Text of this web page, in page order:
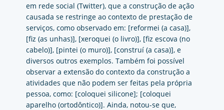
em rede social (Twitter), que a construção de ação
causada se restringe ao contexto de prestação de
serviços, como observado em: [reformei (a casa)],
[fiz (as unhas)], [xeroquei (o livro)], [fiz escova (no
cabelo)], [pintei (o muro)], [construí (a casa)], e
diversos outros exemplos. Também foi possível
observar a extensão do contexto da construção a
atividades que não podem ser feitas pela própria
pessoa, como: [coloquei silicone]; [coloquei
aparelho (ortodôntico)]. Ainda, notou-se que,